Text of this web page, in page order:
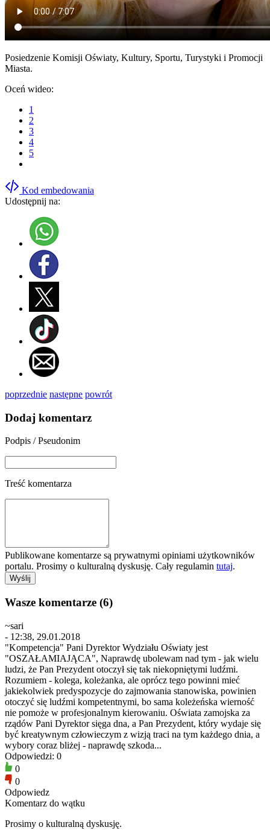
Posiedzenie Komisji Oświaty, Kultury, Sportu, Turystyki i Promocji
Miasta.
Oceń wideo:
1
2
3
4
5
Kod embedowania
Udostępnij na:
poprzednie następne powrót
Dodaj komentarz
Podpis / Pseudonim
Treść komentarza
Publikowane komentarze są prywatnymi opiniami użytkowników
portalu. Prosimy o kulturalną dyskusję. Cały regulamin tutaj.
Wasze komentarze (6)
~sari
- 12:38, 29.01.2018
"Kompetencja" Pani Dyrektor Wydziału Oświaty jest
"OSZAŁAMIAJĄCA", Naprawdę ubolewam nad tym - jak wielu
ludzi, że Pan Prezydent otoczył się tak niekopniętymi ludźmi.
Rozumiem - kolega, koleżanka, ale oprócz tego powinni mieć
jakiekolwiek predyspozycje do zajmowania stanowiska, powinien
otoczyć się ludźmi kompetentnymi, bo sama koleżeńska wierność
nie pomoże w profesjonalnym kierowaniu. Oświata zamojska za
rządów Pani Dyrektor sięga dna, a Pan Prezydent, który wydaje się
być kreatywnym człowieczym z wizją traci na tym każdego dnia, a
wybory coraz bliżej - naprawdę szkoda...
Odpowiedzi: 0
0
0
Odpowiedz
Komentarz do wątku
Prosimy o kulturalną dyskusję.